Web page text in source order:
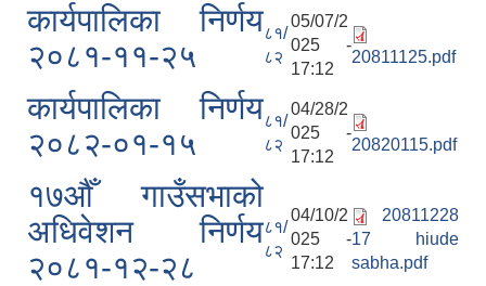
कार्यपालिका निर्णय
२०८१-११-२५
८१/
८२
05/07/2
025 -
17:12
20811125.pdf
कार्यपालिका निर्णय
२०८२-०१-१५
८१/
८२
04/28/2
025 -
17:12
20820115.pdf
१७औँ गाउँसभाको
अधिवेशन निर्णय
२०८१-१२-२८
८१/
८२
04/10/2
025 -
17:12
20811228
17 hiude
sabha.pdf